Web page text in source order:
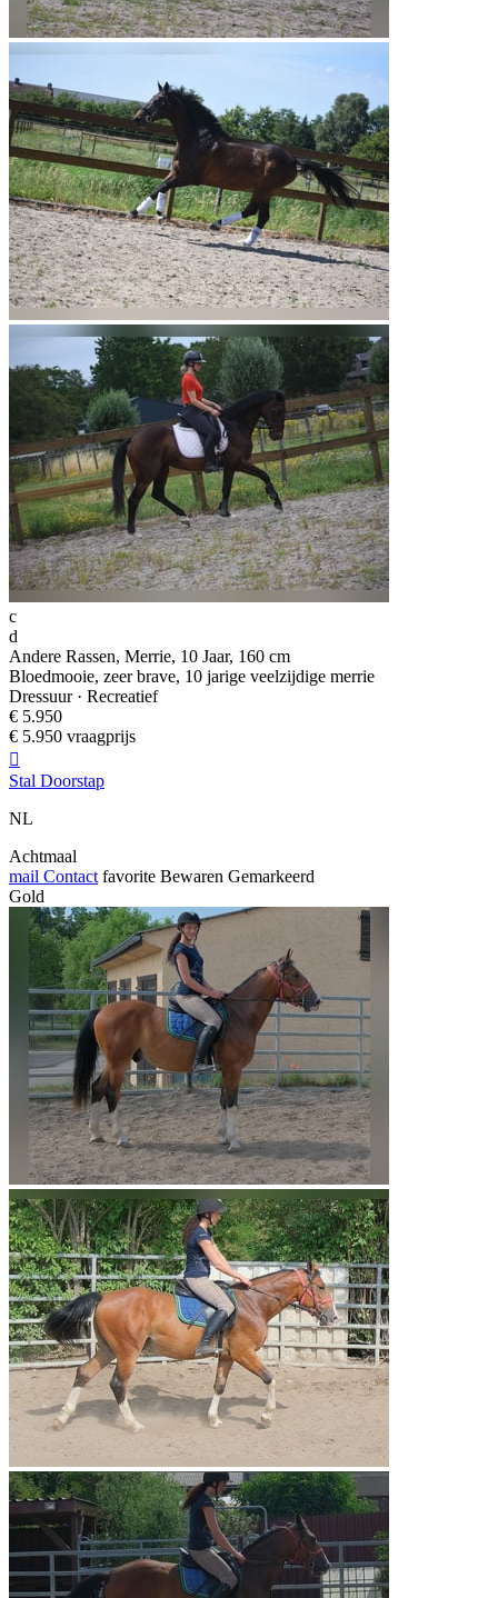
c
d
Andere Rassen, Merrie, 10 Jaar, 160 cm
Bloedmooie, zeer brave, 10 jarige veelzijdige merrie
Dressuur · Recreatief
€ 5.950
€ 5.950 vraagprijs

Stal Doorstap
NL
Achtmaal
mail Contact favorite Bewaren Gemarkeerd
Gold